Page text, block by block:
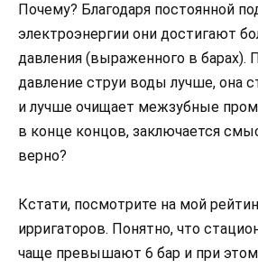
Почему? Благодаря постоянной
электроэнергии они достигают
давления (выраженного в барах).
давление струи воды лучше, она
и лучше очищает межзубные
в конце концов, заключается
верно?
Кстати, посмотрите на мой
ирригаторов. Понятно, что
чаще превышают 6 бар и при